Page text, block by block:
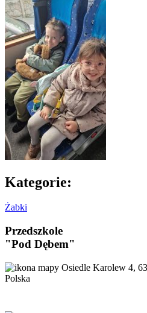
Kategorie:
Żabki
Przedszkole
"Pod Dębem"
Osiedle Karolew 4,
Polska